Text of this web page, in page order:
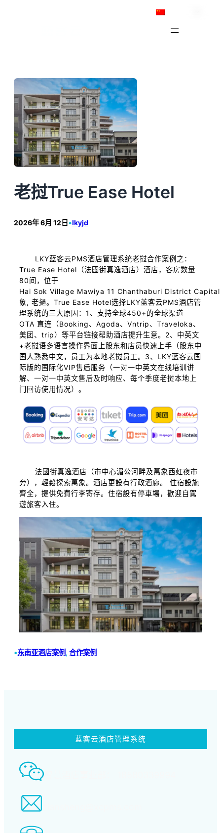
老挝True Ease Hotel
2026年 6月 12日 •lkyjd
LKY蓝客云PMS酒店管理系统老挝合作案例之：
True Ease Hotel（法國街真逸酒店）酒店，客房数量
80间，位于
Hai Sok Village Mawiya 11 Chanthaburi District
象, 老撾。True Ease Hotel选择LKY蓝客云PMS酒店管
理系统的三大原因：1、支持全球450+的全球渠道
OTA 直连（Booking、Agoda、Vntrip、Traveloka、
美团、trip）等平台链接帮助酒店提升生意。2、中英文
+老挝语多语言操作界面上股东和店员快速上手（股东中
国人熟悉中文，员工为本地老挝员工。3、LKY蓝客云国
际版的国际化VIP售后服务（一对一中英文在线培训讲
解、一对一中英文售后及时响应、每个季度老挝本地上
门回访使用情况）。
法國街真逸酒店（市中心湄公河畔及萬象西虹夜市
旁），輕鬆探索萬象。酒店更設有行政酒廊。 住宿設施
齊全，提供免費行李寄存。住宿設有停車場，歡迎自駕
遊旅客入住。
•东南亚酒店案例, 合作案例
蓝客云酒店管理系统
智慧酒店事业部： 18580339994